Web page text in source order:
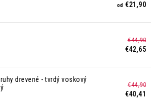
od €21,90
€44,90
€42,65
drevené - tvrdý voskový
€44,90
€40,41